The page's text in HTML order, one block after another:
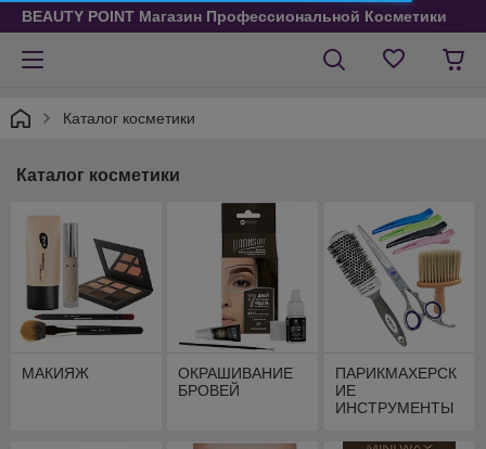
BEAUTY POINT Магазин Профессиональной Косметики
Каталог косметики
Каталог косметики
МАКИЯЖ
ОКРАШИВАНИЕ
БРОВЕЙ
ПАРИКМАХЕРСК
ИЕ
ИНСТРУМЕНТЫ